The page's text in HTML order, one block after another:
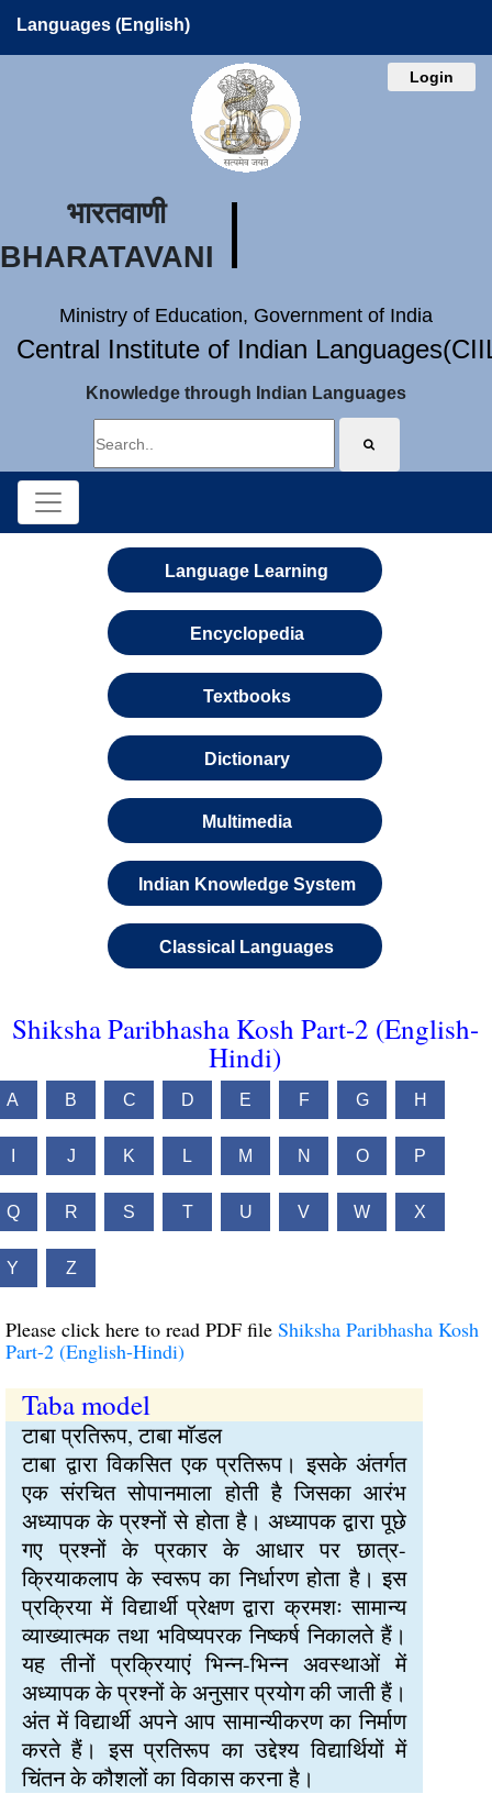
Languages (English)
Login
भारतवाणी
BHARATAVANI
Ministry of Education, Government of India
Central Institute of Indian
Knowledge through Indian Languages
Language Learning
Encyclopedia
Textbooks
Dictionary
Multimedia
Indian Knowledge System
Classical Languages
Shiksha Paribhasha Kosh Part-2 (English-
Hindi)
A B C D E F G H
J K L M N O P
Q R S T U V W X
Y Z
Please click here to read PDF file Shiksha Paribhasha Kosh
Part-2 (English-Hindi)
Taba model
टाबा प्रतिरूप, टाबा मॉडल
टाबा द्वारा विकसित एक प्रतिरूप। इसके अंतर्गत
एक संरचित सोपानमाला होती है जिसका आरंभ
अध्यापक के प्रश्नों से होता है। अध्यापक द्वारा पूछे
गए प्रश्नों के प्रकार के आधार पर छात्र-
क्रियाकलाप के स्वरूप का निर्धारण होता है। इस
प्रक्रिया में विद्यार्थी प्रेक्षण द्वारा क्रमशः सामान्य
व्याख्यात्मक तथा भविष्यपरक निष्कर्ष निकालते हैं।
यह तीनों प्रक्रियाएं भिन्न-भिन्न अवस्थाओं में
अध्यापक के प्रश्नों के अनुसार प्रयोग की जाती हैं।
अंत में विद्यार्थी अपने आप सामान्यीकरण का निर्माण
करते हैं। इस प्रतिरूप का उद्देश्य विद्यार्थियों में
चिंतन के कौशलों का विकास करना है।